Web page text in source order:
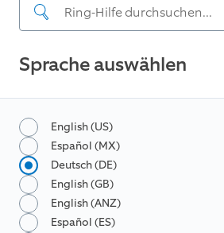
Sprache auswählen
English (US)
Español (MX)
Deutsch (DE)
English (GB)
English (ANZ)
Español (ES)